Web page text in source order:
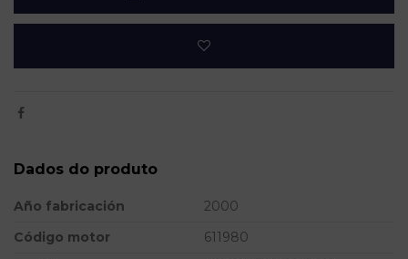
Dados do produto
Año fabricación
2000
Código motor
611980